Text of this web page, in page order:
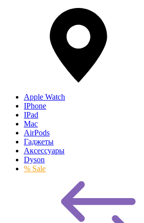
Apple Watch
IPhone
IPad
Mac
AirPods
Гаджеты
Аксессуары
Dyson
% Sale